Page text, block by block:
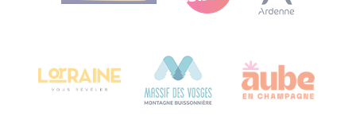
Bureau de Colmar (sede operativa)